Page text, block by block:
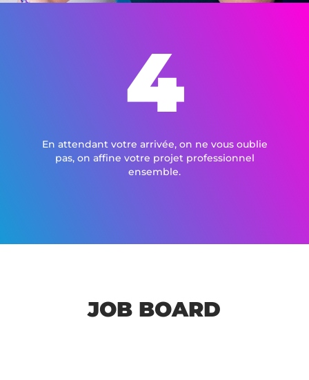
4
En attendant votre arrivée, on ne vous oublie
pas, on affine votre projet professionnel
ensemble.
JOB BOARD